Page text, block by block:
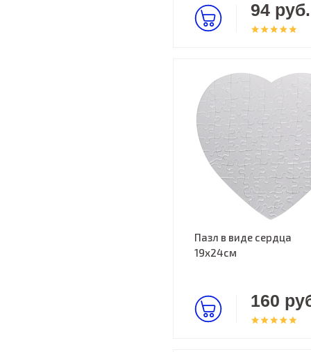
94 руб.
Пазл в виде сердца
19х24см
160